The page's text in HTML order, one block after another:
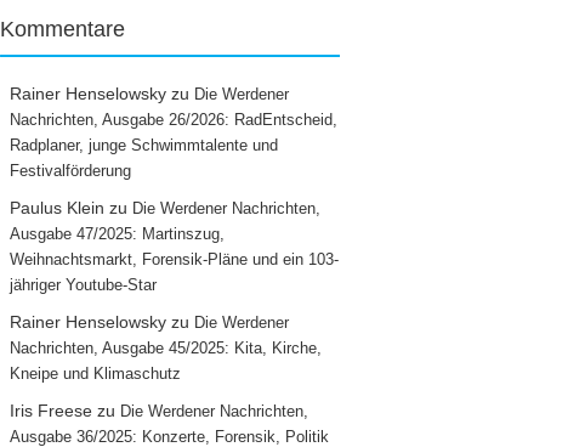
Kommentare
Rainer Henselowsky zu Die Werdener
Nachrichten, Ausgabe 26/2026: RadEntscheid,
Radplaner, junge Schwimmtalente und
Festivalförderung
Paulus Klein zu Die Werdener Nachrichten,
Ausgabe 47/2025: Martinszug,
Weihnachtsmarkt, Forensik-Pläne und ein 103-
jähriger Youtube-Star
Rainer Henselowsky zu Die Werdener
Nachrichten, Ausgabe 45/2025: Kita, Kirche,
Kneipe und Klimaschutz
Iris Freese zu Die Werdener Nachrichten,
Ausgabe 36/2025: Konzerte, Forensik, Politik